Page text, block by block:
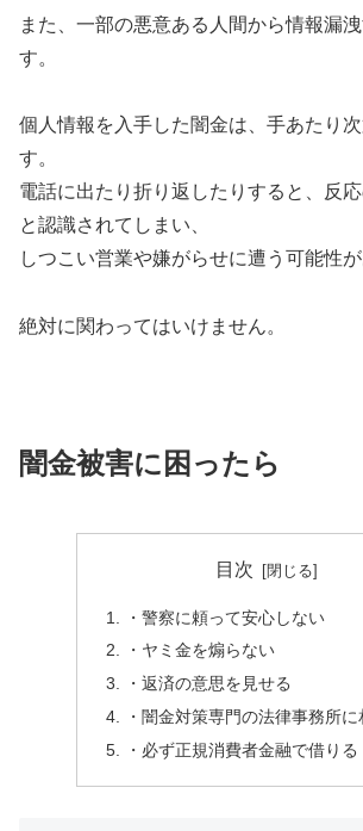
また、一部の悪意ある人間から情報漏
す。
個人情報を入手した闇金は、手あたり
す。
電話に出たり折り返したりすると、反
と認識されてしまい、
しつこい営業や嫌がらせに遭う可能性が
絶対に関わってはいけません。
闇金被害に困ったら
目次
・警察に頼って安心しない
・ヤミ金を煽らない
・返済の意思を見せる
・闇金対策専門の法律事務所に
・必ず正規消費者金融で借りる